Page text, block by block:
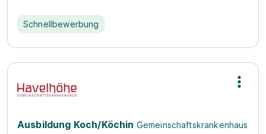
Schnellbewerbung
Ausbildung Koch/Köchin Gemeinschaftskrankenhaus